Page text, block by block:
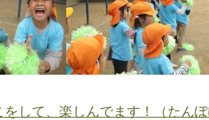
をして、楽しんでます！（たん